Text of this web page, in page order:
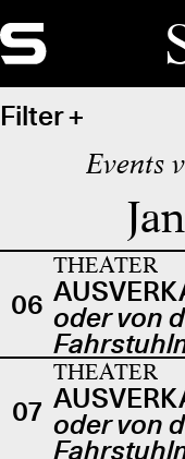
Filter
Events
06
THEATER
oder von
07
THEATER
oder von